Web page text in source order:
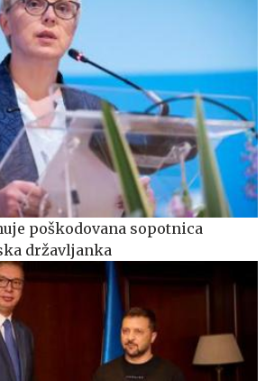
poškodovana sopotnica
državljanka